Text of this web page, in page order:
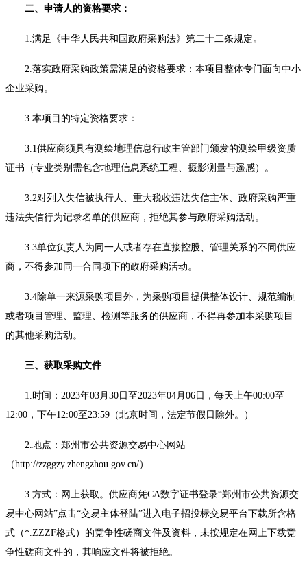
二、申请人的资格要求：
1.满足《中华人民共和国政府采购法》第二十二条规定。
2.落实政府采购政策需满足的资格要求：本项目整体专门面向中小
企业采购。
3.本项目的特定资格要求：
3.1供应商须具有测绘地理信息行政主管部门颁发的测绘甲级资质
证书（专业类别需包含地理信息系统工程、摄影测量与遥感）。
3.2对列入失信被执行人、重大税收违法失信主体、政府采购严重
违法失信行为记录名单的供应商，拒绝其参与政府采购活动。
3.3单位负责人为同一人或者存在直接控股、管理关系的不同供应
商，不得参加同一合同项下的政府采购活动。
3.4除单一来源采购项目外，为采购项目提供整体设计、规范编制
或者项目管理、监理、检测等服务的供应商，不得再参加本采购项目
的其他采购活动。
三、获取采购文件
1.时间：2023年03月30日至2023年04月06日，每天上午00:00至
12:00，下午12:00至23:59（北京时间，法定节假日除外。）
2.地点：郑州市公共资源交易中心网站
（http://zzggzy.zhengzhou.gov.cn/）
3.方式：网上获取。供应商凭CA数字证书登录“郑州市公共资源交
易中心网站”点击“交易主体登陆”进入电子招投标交易平台下载所含格
式（*.ZZZF格式）的竞争性磋商文件及资料，未按规定在网上下载竞
争性磋商文件的，其响应文件将被拒绝。